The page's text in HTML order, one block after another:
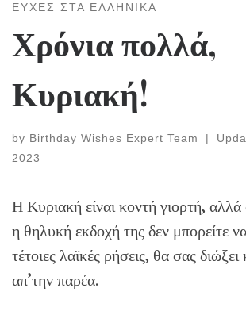
ΕΥΧΕΣ ΣΤΑ ΕΛΛΗΝΙΚΑ
Χρόνια πολλά,
Κυριακή!
by Birthday Wishes Expert Team |
2023
Η Κυριακή είναι κοντή γιορτή, αλλά
η θηλυκή εκδοχή της δεν μπορείτε
τέτοιες λαϊκές ρήσεις, θα σας
απ’την παρέα.